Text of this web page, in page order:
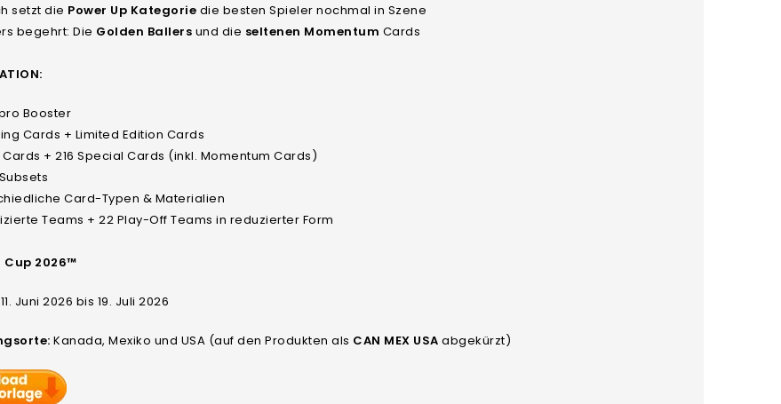
setzt die Power Up Kategorie die besten Spieler nochmal in Szene
begehrt: Die Golden Ballers und die seltenen Momentum Cards
Booster
Cards + Limited Edition Cards
Cards + 216 Special Cards (inkl. Momentum Cards)
Card-Typen & Materialien
Teams + 22 Play-Off Teams in reduzierter Form
Cup 2026™
11. Juni 2026 bis 19. Juli 2026
Kanada, Mexiko und USA (auf den Produkten als CAN MEX USA abgekürzt)